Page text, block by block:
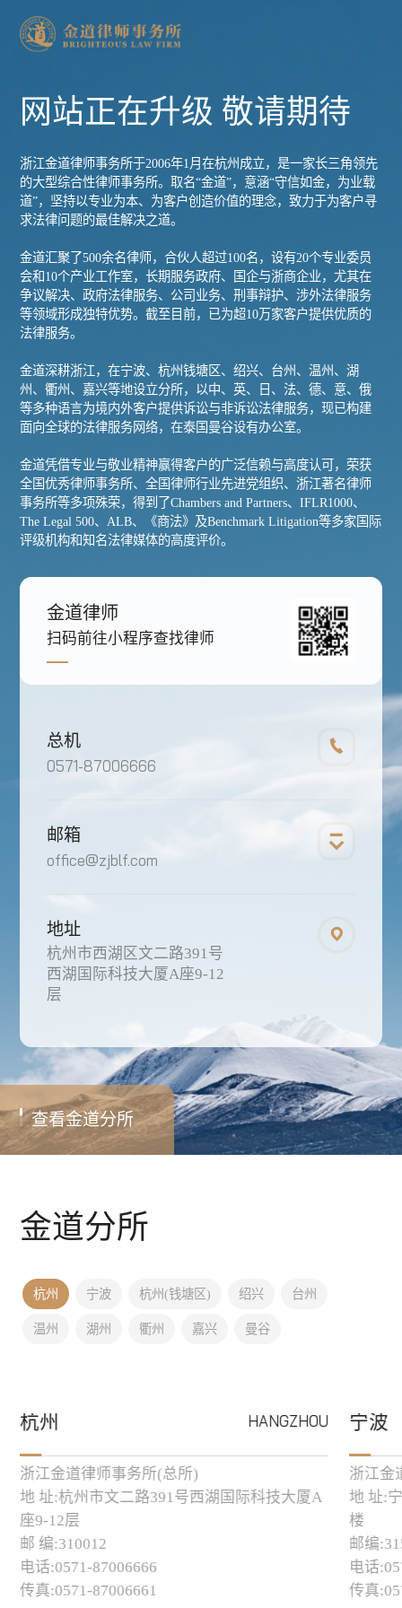
网站正在升级 敬请期待
浙江金道律师事务所于2006年1月在杭州成立，是一家长三角领先
的大型综合性律师事务所。取名“金道”，意涵“守信如金，为业载
道”，坚持以专业为本、为客户创造价值的理念，致力于为客户寻
求法律问题的最佳解决之道。
金道汇聚了500余名律师，合伙人超过100名，设有20个专业委员
会和10个产业工作室，长期服务政府、国企与浙商企业，尤其在
争议解决、政府法律服务、公司业务、刑事辩护、涉外法律服务
等领域形成独特优势。截至目前，已为超10万家客户提供优质的
法律服务。
金道深耕浙江，在宁波、杭州钱塘区、绍兴、台州、温州、湖
州、衢州、嘉兴等地设立分所，以中、英、日、法、德、意、俄
等多种语言为境内外客户提供诉讼与非诉讼法律服务，现已构建
面向全球的法律服务网络，在泰国曼谷设有办公室。
金道凭借专业与敬业精神赢得客户的广泛信赖与高度认可，荣获
全国优秀律师事务所、全国律师行业先进党组织、浙江著名律师
事务所等多项殊荣，得到了Chambers and Partners、IFLR1000、
The Legal 500、ALB、《商法》及Benchmark Litigation等多家国际
评级机构和知名法律媒体的高度评价。
金道律师
扫码前往小程序查找律师
总机
0571-87006666
邮箱
office@zjblf.com
地址
杭州市西湖区文二路391号
西湖国际科技大厦A座9-12
层
查看金道分所
金道分所
杭州 宁波 杭州(钱塘区) 绍兴 台州
温州 湖州 衢州 嘉兴 曼谷
杭州 HANGZHOU
浙江金道律师事务所(总所)
地 址:杭州市文二路391号西湖国际科技大厦A
座9-12层
邮 编:310012
电话:0571-87006666
传真:0571-87006661
宁波
浙江金
地 址:
楼
邮编
电话
传真